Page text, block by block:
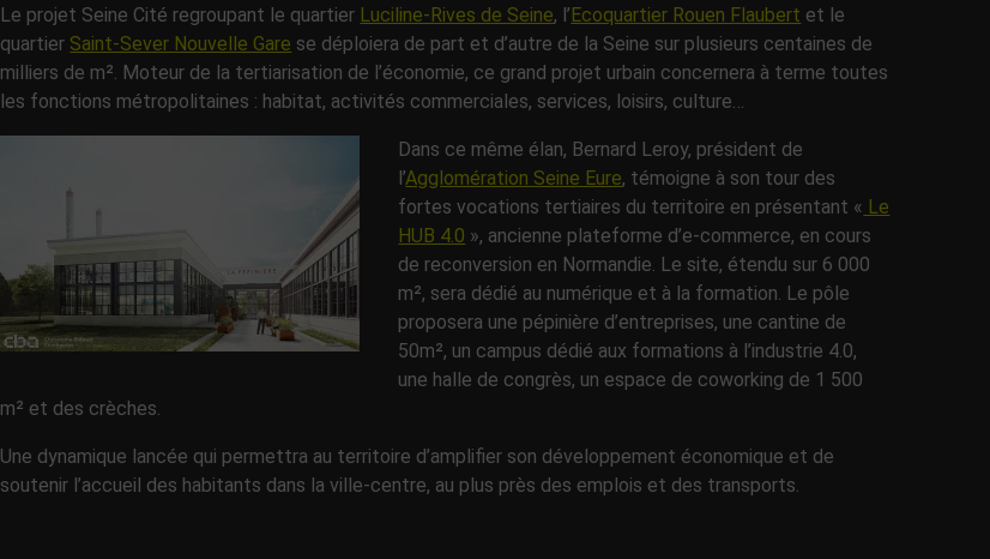
Le projet Seine Cité regroupant le quartier Luciline-Rives de Seine, l’Ecoquartier Rouen Flaubert et le
quartier Saint-Sever Nouvelle Gare se déploiera de part et d’autre de la Seine sur plusieurs centaines de
milliers de m². Moteur de la tertiarisation de l’économie, ce grand projet urbain concernera à terme toutes
les fonctions métropolitaines : habitat, activités commerciales, services, loisirs, culture…
Dans ce même élan, Bernard Leroy, président de
l’Agglomération Seine Eure, témoigne à son tour des
fortes vocations tertiaires du territoire en présentant « Le
HUB 4.0 », ancienne plateforme d’e-commerce, en cours
de reconversion en Normandie. Le site, étendu sur 6 000
m², sera dédié au numérique et à la formation. Le pôle
proposera une pépinière d’entreprises, une cantine de
50m², un campus dédié aux formations à l’industrie 4.0,
une halle de congrès, un espace de coworking de 1 500
m² et des crèches.
Une dynamique lancée qui permettra au territoire d’amplifier son développement économique et de
soutenir l’accueil des habitants dans la ville-centre, au plus près des emplois et des transports.